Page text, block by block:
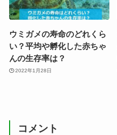
ウミガメの寿命のどれくら
い？平均や孵化した赤ちゃ
んの生存率は？
2022年1月28日
コメント